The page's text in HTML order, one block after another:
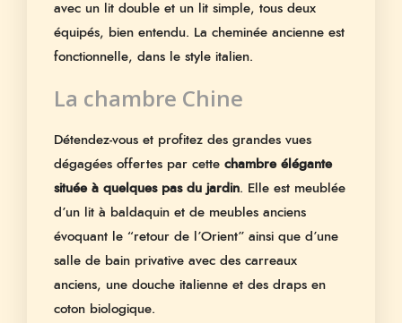
avec un lit double et un lit simple, tous deux
équipés, bien entendu. La cheminée ancienne est
fonctionnelle, dans le style italien.
La chambre Chine
Détendez-vous et profitez des grandes vues
dégagées offertes par cette chambre élégante
située à quelques pas du jardin. Elle est meublée
d’un lit à baldaquin et de meubles anciens
évoquant le “retour de l’Orient” ainsi que d’une
salle de bain privative avec des carreaux
anciens, une douche italienne et des draps en
coton biologique.